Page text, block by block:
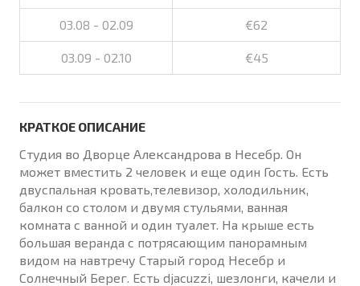
03.08 - 02.09 €62
03.09 - 02.10 €45
КРАТКОЕ ОПИСАНИЕ
Студия во Дворце Александрова в Несебр. Он
может вместить 2 человек и еще один Гость. Есть
двуспальная кровать,телевизор, холодильник,
балкон со столом и двумя стульями, ванная
комната с ванной и один туалет. На крыше есть
большая веранда с потрясающим панорамным
видом на навтречу Старый город Несебр и
Солнечный Берег. Есть djacuzzi, шезлонги, качели и